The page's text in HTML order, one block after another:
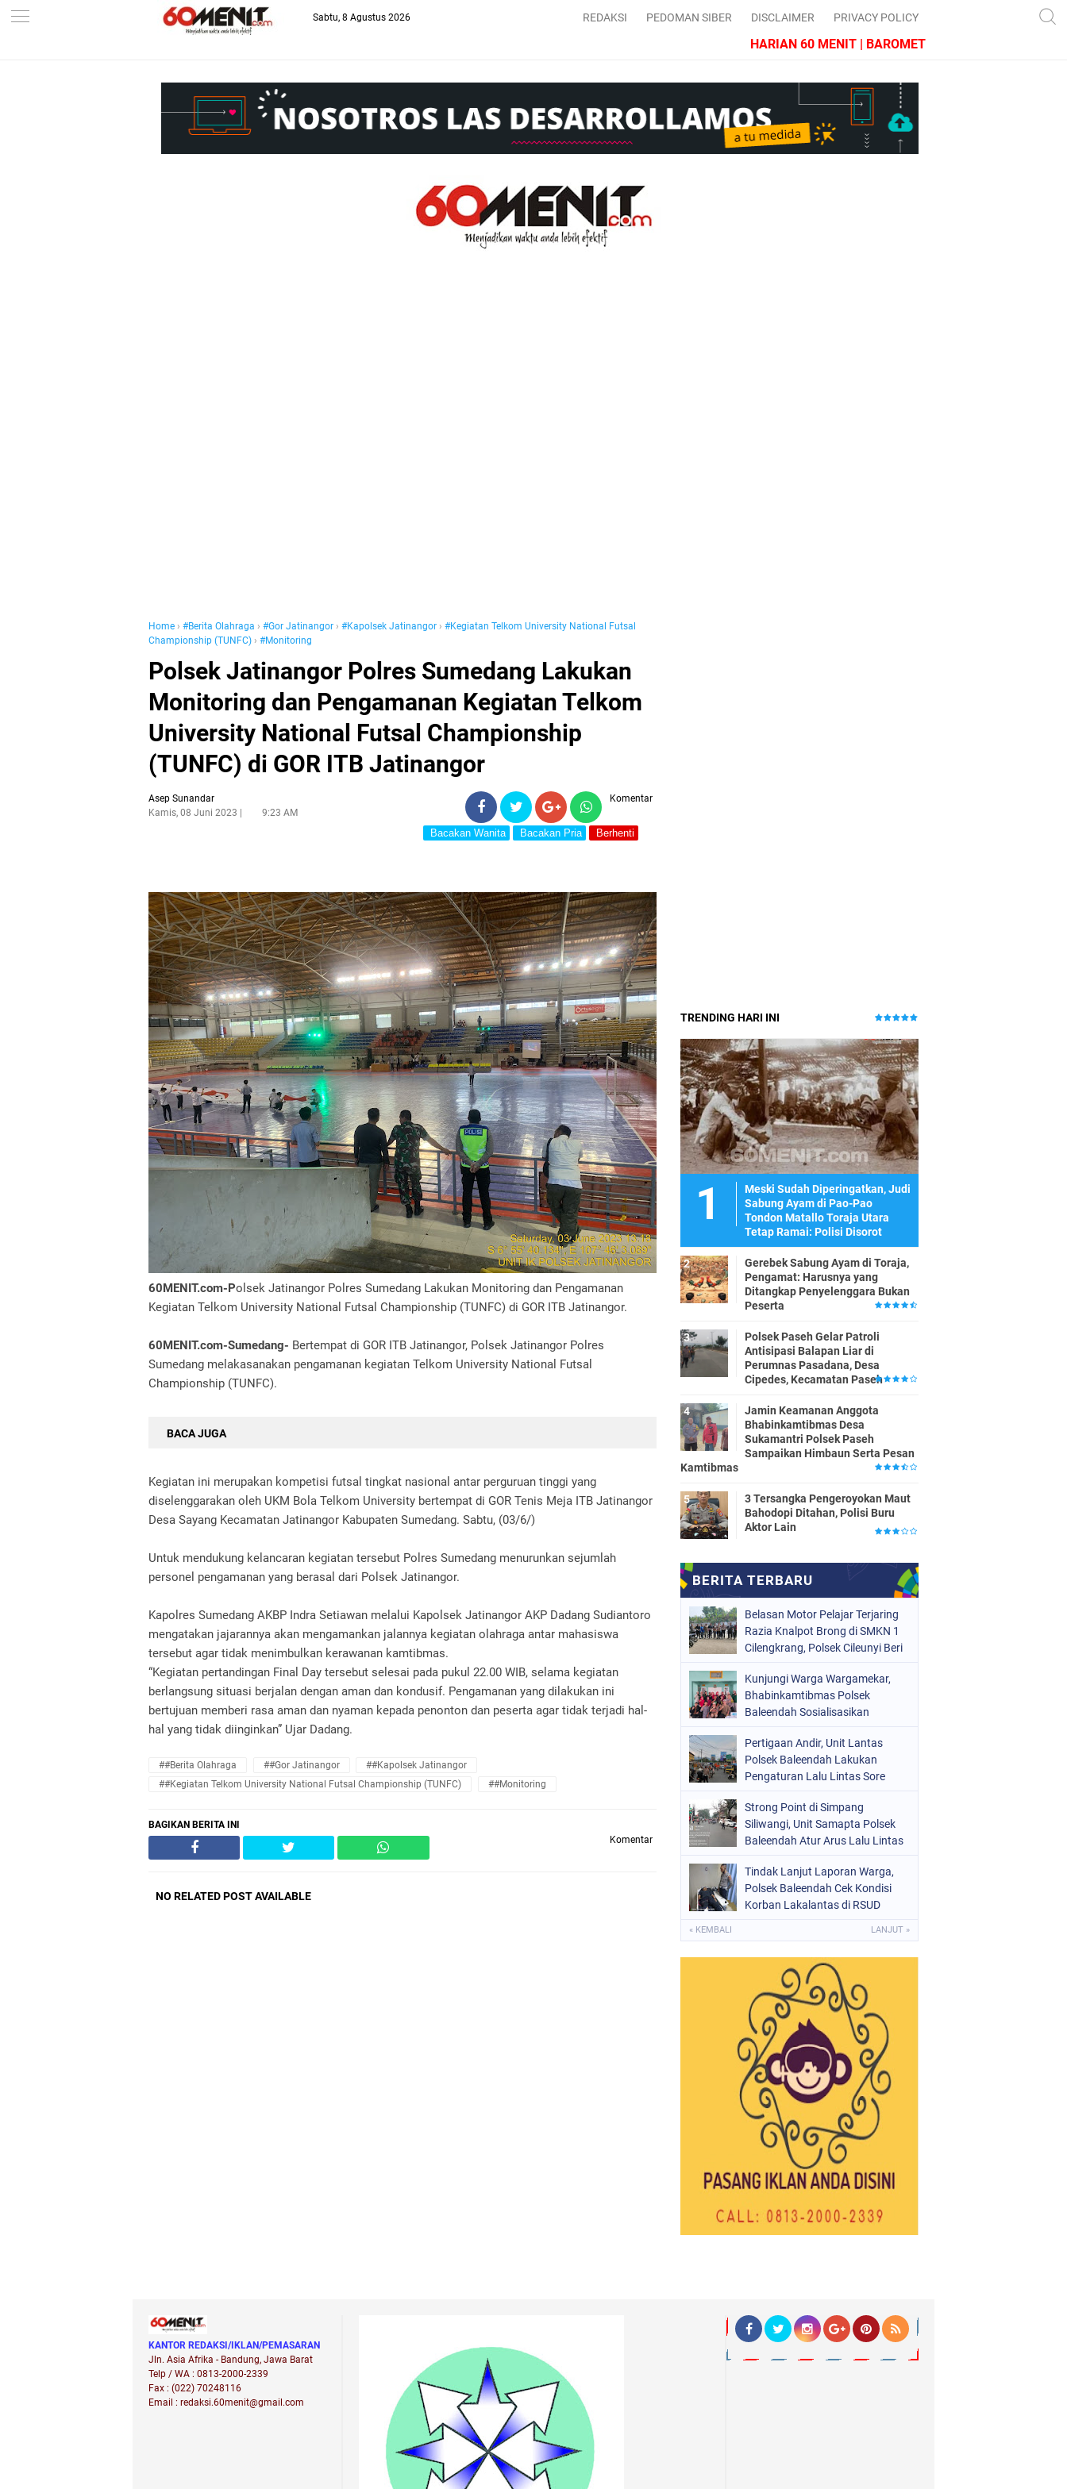
--> Sabtu, 8 Agustus 2026 REDAKSI PEDOMAN SIBER DISCLAIMER PRIVACY POLICY
HARIAN 60 MENIT | BAROMETER JAWA BARAT
Home › #Berita Olahraga › #Gor Jatinangor › #Kapolsek Jatinangor › #Kegiatan Telkom University National Futsal
Championship (TUNFC) › #Monitoring
Polsek Jatinangor Polres Sumedang Lakukan
Monitoring dan Pengamanan Kegiatan Telkom
University National Futsal Championship
(TUNFC) di GOR ITB Jatinangor
Asep Sunandar
Kamis, 08 Juni 2023
9:23 AM
Komentar
Bacakan Wanita Bacakan Pria Berhenti
60MENIT.com-Polsek Jatinangor Polres Sumedang Lakukan Monitoring dan Pengamanan
Kegiatan Telkom University National Futsal Championship (TUNFC) di GOR ITB Jatinangor.
60MENIT.com-Sumedang- Bertempat di GOR ITB Jatinangor, Polsek Jatinangor Polres
Sumedang melakasanakan pengamanan kegiatan Telkom University National Futsal
Championship (TUNFC).
BACA JUGA
Kegiatan ini merupakan kompetisi futsal tingkat nasional antar perguruan tinggi yang
diselenggarakan oleh UKM Bola Telkom University bertempat di GOR Tenis Meja ITB Jatinangor
Desa Sayang Kecamatan Jatinangor Kabupaten Sumedang. Sabtu, (03/6/)
Untuk mendukung kelancaran kegiatan tersebut Polres Sumedang menurunkan sejumlah
personel pengamanan yang berasal dari Polsek Jatinangor.
Kapolres Sumedang AKBP Indra Setiawan melalui Kapolsek Jatinangor AKP Dadang Sudiantoro
mengatakan jajarannya akan mengamankan jalannya kegiatan olahraga antar mahasiswa
tersebut agar tidak menimbulkan kerawanan kamtibmas.
“Kegiatan pertandingan Final Day tersebut selesai pada pukul 22.00 WIB, selama kegiatan
berlangsung situasi berjalan dengan aman dan kondusif. Pengamanan yang dilakukan ini
bertujuan memberi rasa aman dan nyaman kepada penonton dan peserta agar tidak terjadi hal-
hal yang tidak diinginkan” Ujar Dadang.
##Berita Olahraga ##Gor Jatinangor
##Kapolsek Jatinangor
##Kegiatan Telkom University National Futsal Championship (TUNFC)
##Monitoring
BAGIKAN BERITA INI
Komentar
NO RELATED POST AVAILABLE
TRENDING HARI INI
Meski Sudah Diperingatkan, Judi
Sabung Ayam di Pao-Pao
Tondon Matallo Toraja Utara
Tetap Ramai: Polisi Disorot
Gerebek Sabung Ayam di Toraja,
Pengamat: Harusnya yang
Ditangkap Penyelenggara Bukan
Peserta
Polsek Paseh Gelar Patroli
Antisipasi Balapan Liar di
Perumnas Pasadana, Desa
Cipedes, Kecamatan Paseh
Jamin Keamanan Anggota
Bhabinkamtibmas Desa
Sukamantri Polsek Paseh
Sampaikan Himbaun Serta Pesan
Kamtibmas
3 Tersangka Pengeroyokan Maut
Bahodopi Ditahan, Polisi Buru
Aktor Lain
Belasan Motor Pelajar Terjaring
Razia Knalpot Brong di SMKN 1
Cilengkrang, Polsek Cileunyi Beri
Keselamatan Berkendara
Kunjungi Warga Wargamekar,
Bhabinkamtibmas Polsek
Baleendah Sosialisasikan
Pertigaan Andir, Unit Lantas
Polsek Baleendah Lakukan
Pengaturan Lalu Lintas Sore
Strong Point di Simpang
Siliwangi, Unit Samapta Polsek
Baleendah Atur Arus Lalu Lintas
Tindak Lanjut Laporan Warga,
Polsek Baleendah Cek Kondisi
Korban Lakalantas di RSUD
« KEMBALI LANJUT »
KANTOR REDAKSI/IKLAN/PEMASARAN
Jln. Asia Afrika - Bandung, Jawa Barat
Telp / WA : 0813-2000-2339
Fax : (022) 70248116
Email : redaksi.60menit@gmail.com